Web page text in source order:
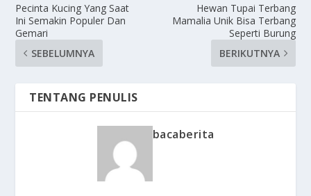
Pecinta Kucing Yang Saat
Ini Semakin Populer Dan
Gemari
SEBELUMNYA
Hewan Tupai Terbang
Mamalia Unik Bisa Terbang
Seperti Burung
BERIKUTNYA
TENTANG PENULIS
bacaberita